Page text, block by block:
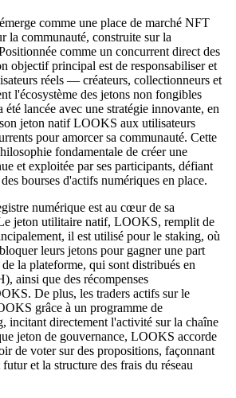
comme une place de marché NFT
la communauté, construite sur la
comme un concurrent direct des
objectif principal est de responsabiliser et
réels — créateurs, collectionneurs et
l'écosystème des jetons non fongibles
lancée avec une stratégie innovante, en
jeton natif LOOKS aux utilisateurs
pour amorcer sa communauté. Cette
fondamentale de créer une
et exploitée par ses participants, défiant
bourses d'actifs numériques en place.
numérique est au cœur de sa
jeton utilitaire natif, LOOKS, remplit de
il est utilisé pour le staking, où
leurs jetons pour gagner une part
la plateforme, qui sont distribués en
ainsi que des récompenses
De plus, les traders actifs sur le
grâce à un programme de
incitant directement l'activité sur la chaîne
jeton de gouvernance, LOOKS accorde
de voter sur des propositions, façonnant
et la structure des frais du réseau